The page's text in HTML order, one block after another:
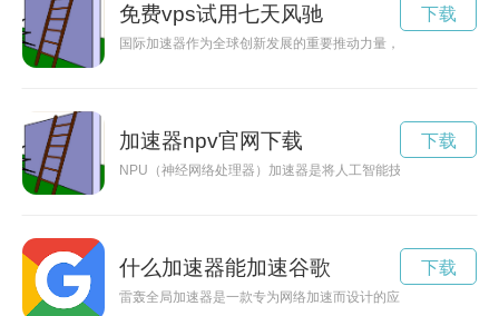
免费vps试用七天风驰
国际加速器作为全球创新发展的重要推动力量，促进了不同国
下载
加速器npv官网下载
NPU（神经网络处理器）加速器是将人工智能技术应用到智能
下载
什么加速器能加速谷歌
雷轰全局加速器是一款专为网络加速而设计的应用程序，能够
下载